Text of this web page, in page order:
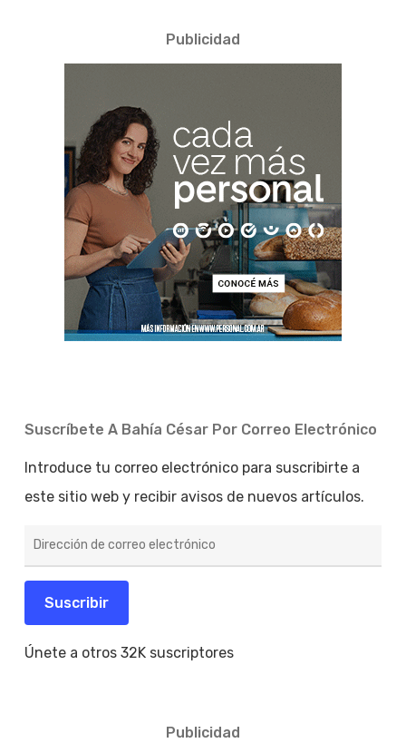
Publicidad
Suscríbete A Bahía César Por Correo Electrónico
Introduce tu correo electrónico para suscribirte a
este sitio web y recibir avisos de nuevos artículos.
de
electrónico
Suscribir
Únete a otros 32K suscriptores
Publicidad